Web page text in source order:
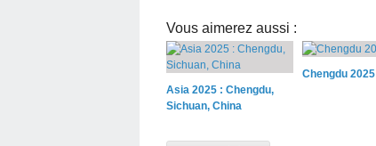
Vous aimerez aussi :
Asia 2025 : Chengdu,
Sichuan, China
Chengdu 2025